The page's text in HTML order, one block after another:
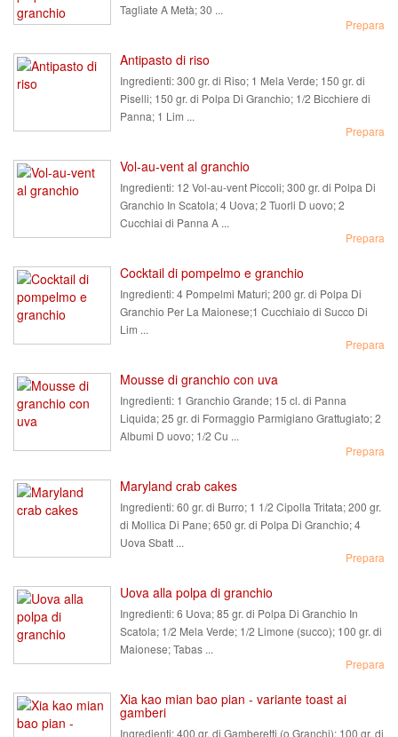
Tagliate A Metà; 30 ...
Prepara
Antipasto di riso
Ingredienti:300 gr. di Riso; 1 Mela Verde; 150 gr. di
Piselli; 150 gr. di Polpa Di Granchio; 1/2 Bicchiere di
Panna; 1 Lim ...
Prepara
Vol-au-vent al granchio
Ingredienti: 12 Vol-au-vent Piccoli; 300 gr. di Polpa Di
Granchio In Scatola; 4 Uova; 2 Tuorli D uovo; 2
Cucchiai di Panna A ...
Prepara
Cocktail di pompelmo e granchio
Ingredienti:4 Pompelmi Maturi; 200 gr. di Polpa Di
Granchio Per La Maionese;1 Cucchiaio di Succo Di
Lim ...
Prepara
Mousse di granchio con uva
Ingredienti: 1 Granchio Grande; 15 cl. di Panna
Liquida; 25 gr. di Formaggio Parmigiano Grattugiato; 2
Albumi D uovo; 1/2 Cu ...
Prepara
Maryland crab cakes
Ingredienti:60 gr. di Burro; 1 1/2 Cipolla Tritata; 200 gr.
di Mollica Di Pane; 650 gr. di Polpa Di Granchio; 4
Uova Sbatt ...
Prepara
Uova alla polpa di granchio
Ingredienti:6 Uova; 85 gr. di Polpa Di Granchio In
Scatola; 1/2 Mela Verde; 1/2 Limone (succo); 100 gr. di
Maionese; Tabas ...
Prepara
Xia kao mian bao pian - variante toast ai
gamberi
Ingredienti:400 gr. di Gamberetti (o Granchi); 100 gr. di